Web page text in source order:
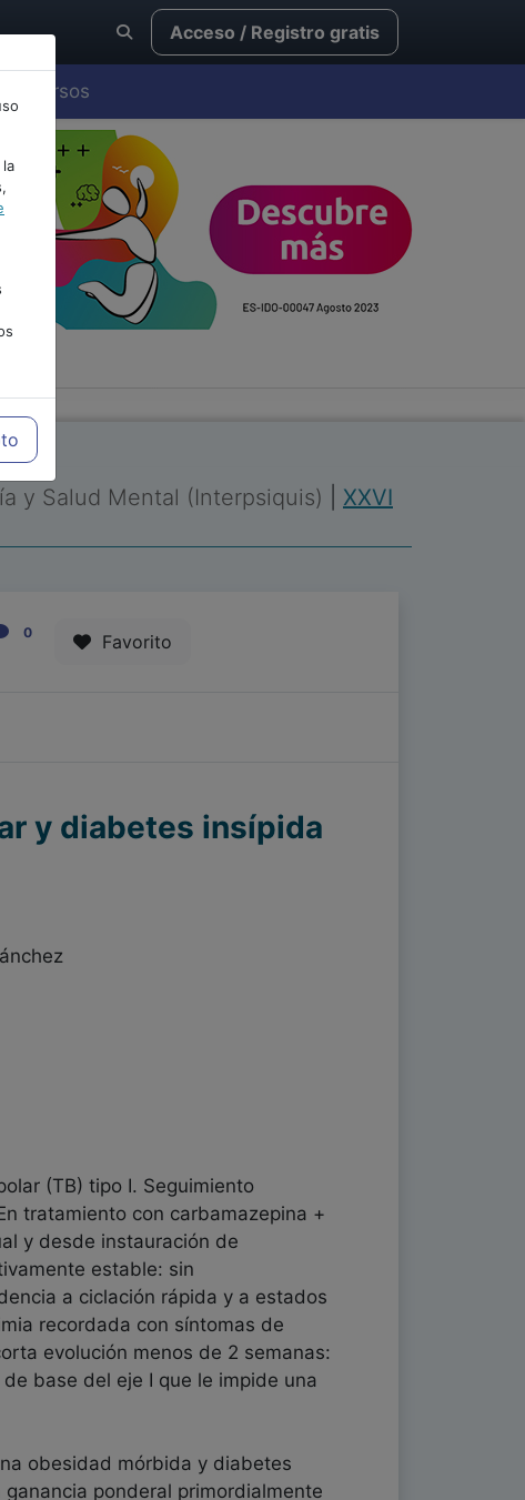
Acceso / Registro gratis
Cursos
y Salud Mental (Interpsiquis)
XXVI
0 Favorito
y diabetes insípida
(TB) tipo I. Seguimiento
tratamiento con carbamazepina +
y desde instauración de
estable: sin
a ciclación rápida y a estados
recordada con síntomas de
evolución menos de 2 semanas:
base del eje I que le impide una
obesidad mórbida y diabetes
ponderal primordialmente